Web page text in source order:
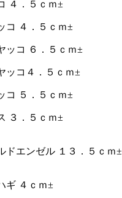
４．５ｃｍ±
コ ４．５ｃｍ±
ッコ ６．５ｃｍ±
ッコ４．５ｃｍ±
コ ５．５ｃｍ±
３．５ｃｍ±
ドエンゼル １３．５ｃｍ±
ギ ４ｃｍ±